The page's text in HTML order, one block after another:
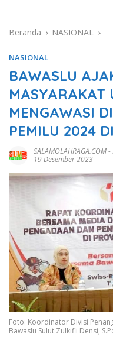
Beranda NASIONAL
NASIONAL
BAWASLU
MASYARAKAT
MENGAWASI
PEMILU 2024
SALAMOLAHRAGA.COM-
19 Desember 2023
Foto: Koordinator Divisi
Bawaslu Sulut Zulkifli Densi,